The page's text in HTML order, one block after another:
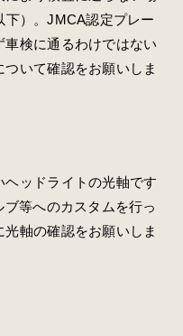
）。JMCA認定プレー
車検に通るわけではない
いて確認をお願いしま
ッドライトの光軸です
等へのカスタムを行っ
軸の確認をお願いしま